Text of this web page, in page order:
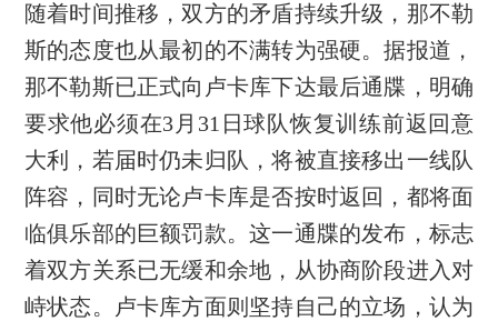
随着时间推移，双方的矛盾持续升级，那不勒
斯的态度也从最初的不满转为强硬。据报道，
那不勒斯已正式向卢卡库下达最后通牒，明确
要求他必须在3月31日球队恢复训练前返回意
大利，若届时仍未归队，将被直接移出一线队
阵容，同时无论卢卡库是否按时返回，都将面
临俱乐部的巨额罚款。这一通牒的发布，标志
着双方关系已无缓和余地，从协商阶段进入对
峙状态。卢卡库方面则坚持自己的立场，认为